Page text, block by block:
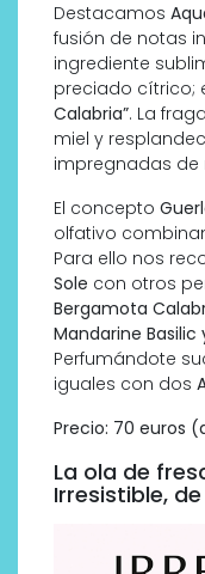
Destacamos
fusión de notas
ingrediente
preciado cítrico;
Calabria”. La
miel y
impregnadas de
El concepto
olfativo
Para ello nos
Sole con otros
Bergamota
Mandarine Basilic
Perfumándote
iguales con dos
Precio: 70 euros
La ola de
Irresistible,